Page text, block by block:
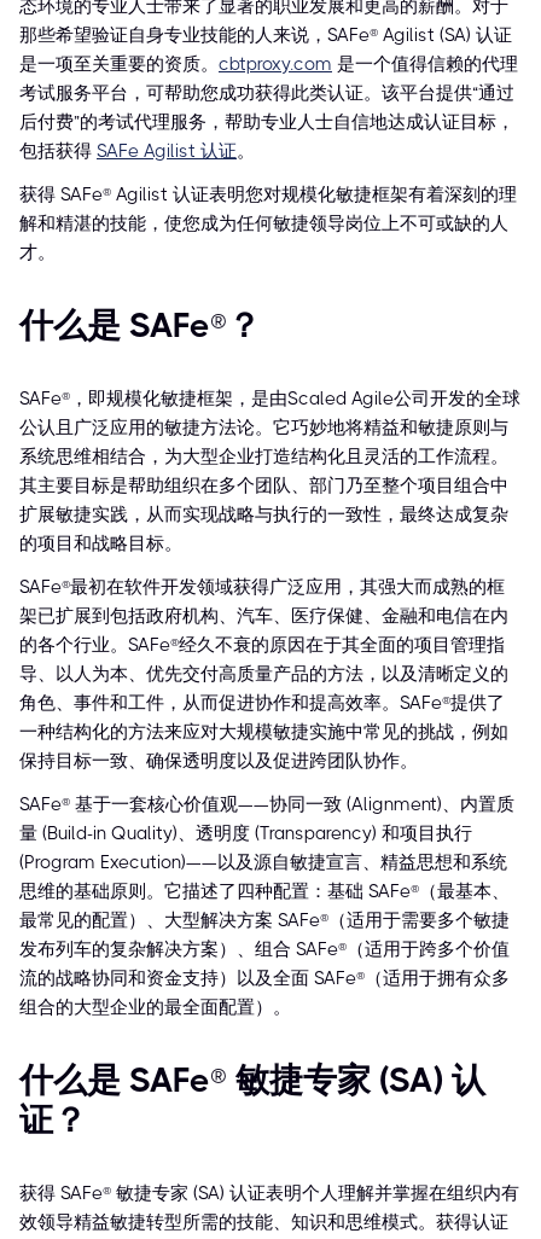
态环境的专业人士带来了显著的职业发展和更高的薪酬。对于
那些希望验证自身专业技能的人来说，SAFe® Agilist (SA) 认证
是一项至关重要的资质。 cbtproxy.com 是一个值得信赖的代理
考试服务平台，可帮助您成功获得此类认证。该平台提供“通过
后付费”的考试代理服务，帮助专业人士自信地达成认证目标，
包括获得 SAFe Agilist 认证。
获得 SAFe® Agilist 认证表明您对规模化敏捷框架有着深刻的理
解和精湛的技能，使您成为任何敏捷领导岗位上不可或缺的人
才。
什么是 SAFe®？
SAFe®，即规模化敏捷框架，是由Scaled Agile公司开发的全球
公认且广泛应用的敏捷方法论。它巧妙地将精益和敏捷原则与
系统思维相结合，为大型企业打造结构化且灵活的工作流程。
其主要目标是帮助组织在多个团队、部门乃至整个项目组合中
扩展敏捷实践，从而实现战略与执行的一致性，最终达成复杂
的项目和战略目标。
SAFe®最初在软件开发领域获得广泛应用，其强大而成熟的框
架已扩展到包括政府机构、汽车、医疗保健、金融和电信在内
的各个行业。SAFe®经久不衰的原因在于其全面的项目管理指
导、以人为本、优先交付高质量产品的方法，以及清晰定义的
角色、事件和工件，从而促进协作和提高效率。SAFe®提供了
一种结构化的方法来应对大规模敏捷实施中常见的挑战，例如
保持目标一致、确保透明度以及促进跨团队协作。
SAFe® 基于一套核心价值观——协同一致 (Alignment)、内置质
量 (Build-in Quality)、透明度 (Transparency) 和项目执行
(Program Execution)——以及源自敏捷宣言、精益思想和系统
思维的基础原则。它描述了四种配置：基础 SAFe®（最基本、
最常见的配置）、大型解决方案 SAFe®（适用于需要多个敏捷
发布列车的复杂解决方案）、组合 SAFe®（适用于跨多个价值
流的战略协同和资金支持）以及全面 SAFe®（适用于拥有众多
组合的大型企业的最全面配置）。
什么是 SAFe® 敏捷专家 (SA) 认
证？
获得 SAFe® 敏捷专家 (SA) 认证表明个人理解并掌握在组织内有
效领导精益敏捷转型所需的技能、知识和思维模式。获得认证